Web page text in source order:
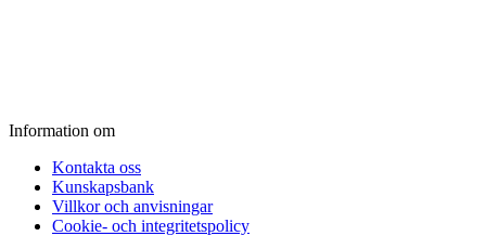
Information om
Kontakta oss
Kunskapsbank
Villkor och anvisningar
Cookie- och integritetspolicy